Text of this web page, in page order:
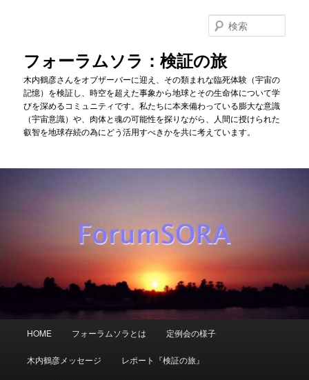
フォーラムソラ：検証の旅
木内鶴彦さんをオブザーバーに迎え、その類まれな臨死体験（宇宙の
記憶）を検証し、時空を超えた事象から地球とその生命体について学
びを深めるコミュニティです。私たちに本来備わっている膨大な意識
（宇宙意識）や、肉体と魂の可能性を探りながら、人間に授けられた
叡智を地球存続の為にどう活用すべきかを共に考えています。
索
HOME フォーラムソラとは 定例会の様子
木内鶴彦メッセージ レポート『検証の旅』